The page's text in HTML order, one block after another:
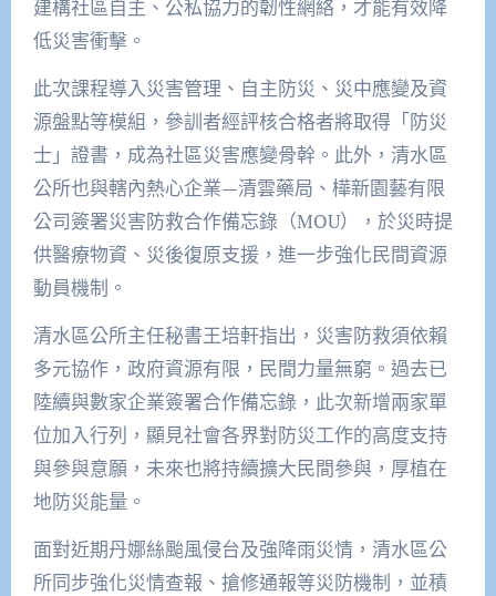
建構社區自主、公私協力的韌性網絡，才能有效降
低災害衝擊。
此次課程導入災害管理、自主防災、災中應變及資
源盤點等模組，參訓者經評核合格者將取得「防災
士」證書，成為社區災害應變骨幹。此外，清水區
公所也與轄內熱心企業—清雲藥局、樺新園藝有限
公司簽署災害防救合作備忘錄（MOU），於災時提
供醫療物資、災後復原支援，進一步強化民間資源
動員機制。
清水區公所主任秘書王培軒指出，災害防救須依賴
多元協作，政府資源有限，民間力量無窮。過去已
陸續與數家企業簽署合作備忘錄，此次新增兩家單
位加入行列，顯見社會各界對防災工作的高度支持
與參與意願，未來也將持續擴大民間參與，厚植在
地防災能量。
面對近期丹娜絲颱風侵台及強降雨災情，清水區公
所同步強化災情查報、搶修通報等災防機制，並積